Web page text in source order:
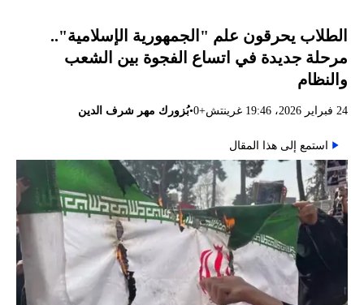
الطلاب يحرقون علم "الجمهورية الإسلامية"..
مرحلة جديدة في اتساع الفجوة بين الشعب
والنظام
24 فبراير 2026، 19:46 غرينتش+0 •بُزورك مهر شرف الدين
استمع إلى هذا المقال